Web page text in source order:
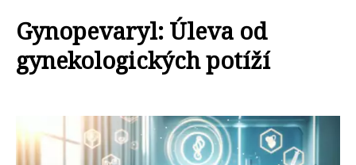
Gynopevaryl: Úleva od
gynekologických potíží